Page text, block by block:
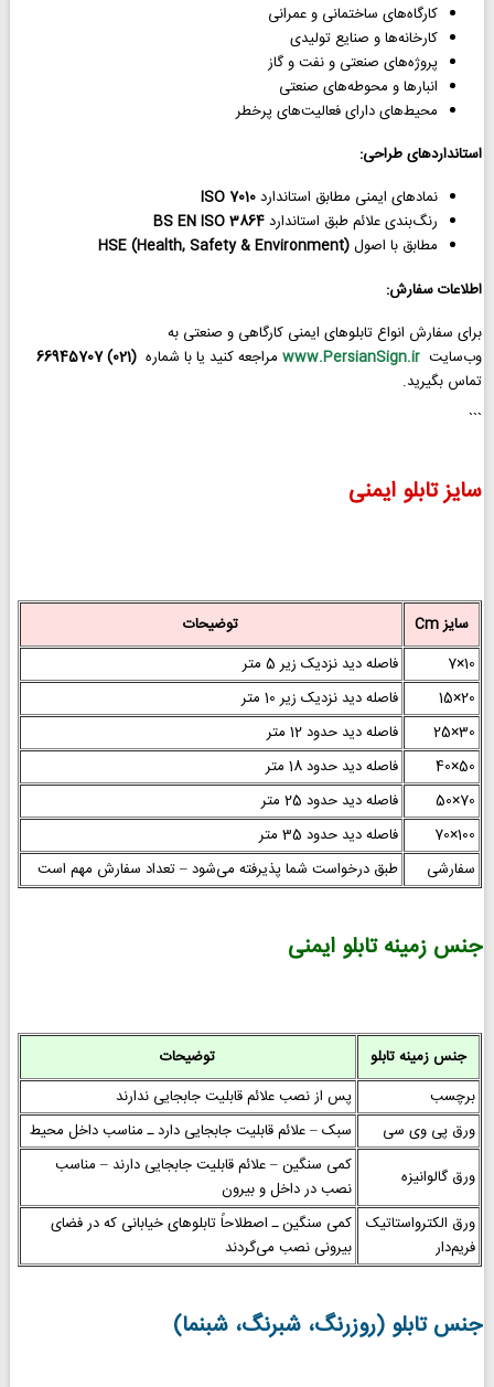
کارگاه‌های ساختمانی و عمرانی
کارخانه‌ها و صنایع تولیدی
پروژه‌های صنعتی و نفت و گاز
انبارها و محوطه‌های صنعتی
محیط‌های دارای فعالیت‌های پرخطر
استانداردهای طراحی:
نمادهای ایمنی مطابق استانداردISO 7010
رنگ‌بندی علائم طبق استانداردBS EN ISO 3864
مطابق با اصولHSE (Health, Safety & Environment)
اطلاعات سفارش:
برای سفارش انواع تابلوهای ایمنی کارگاهی و صنعتی به
وب‌سایتwww.PersianSign.ir مراجعه کنید یا با شماره(021) 66945707
تماس بگیرید.
```
سایز تابلو ایمنی
سایز Cm
توضیحات
10×7
فاصله دید نزدیک زیر 5 متر
20×15
فاصله دید نزدیک زیر 10 متر
30×25
فاصله دید حدود 12 متر
50×40
فاصله دید حدود 18 متر
70×50
فاصله دید حدود 25 متر
100×70
فاصله دید حدود 35 متر
سفارشی
طبق درخواست شما پذیرفته می‌شود – تعداد سفارش مهم است
جنس زمینه تابلو ایمنی
جنس زمینه تابلو
توضیحات
برچسب
پس از نصب علائم قابلیت جابجایی ندارند
ورق پی وی سی
سبک – علائم قابلیت جابجایی دارد ـ مناسب داخل محیط
ورق گالوانیزه
کمی سنگین – علائم قابلیت جابجایی دارند – مناسب
نصب در داخل و بیرون
ورق الکترواستاتیک
فریم‌دار
کمی سنگین ـ اصطلاحاً تابلوهای خیابانی که در فضای
بیرونی نصب می‌گردند
جنس تابلو (روزرنگ، شبرنگ، شبنما)